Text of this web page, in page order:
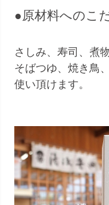
●原材料へのこ
さしみ、寿司、煮
そばつゆ、焼き鳥
使い頂けます。